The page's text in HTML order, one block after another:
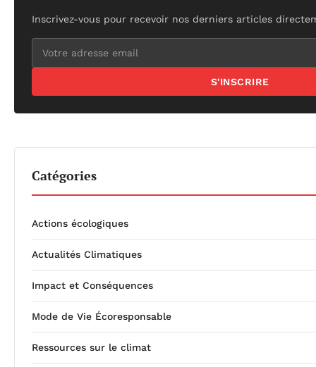
Inscrivez-vous pour recevoir nos derniers articles
S'INSCRIRE
Catégories
Actions écologiques
Actualités Climatiques
Impact et Conséquences
Mode de Vie Écoresponsable
Ressources sur le climat